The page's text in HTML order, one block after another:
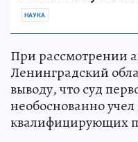
НАУКА
При рассмотрении
Ленинградский
выводу, что суд
необоснованно
квалифицирующих